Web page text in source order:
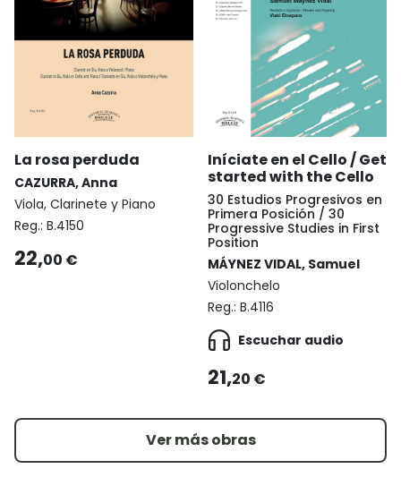
La rosa perduda
CAZURRA, Anna
Viola, Clarinete y Piano
Reg.: B.4150
22,00 €
Iníciate en el Cello / Get
started with the Cello
30 Estudios Progresivos en
Primera Posición / 30
Progressive Studies in First
Position
MÁYNEZ VIDAL, Samuel
Violonchelo
Reg.: B.4116
Escuchar audio
21,20 €
Ver más obras